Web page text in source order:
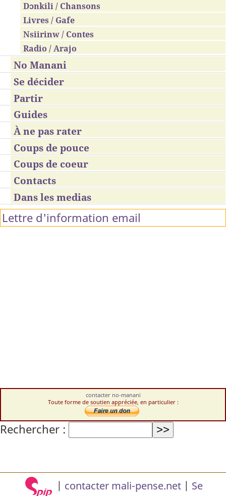
Dɔnkili / Chansons
Livres / Gafe
Nsiirinw / Contes
Radio / Arajo
No Manani
Se décider
Partir
Guides
À ne pas rater
Coups de pouce
Coups de coeur
Contacts
Dans les medias
Lettre d'information email
contacter no-manani
Toute forme de soutien appréciée, en particulier :
Rechercher :
| contacter mali-pense.net| Se